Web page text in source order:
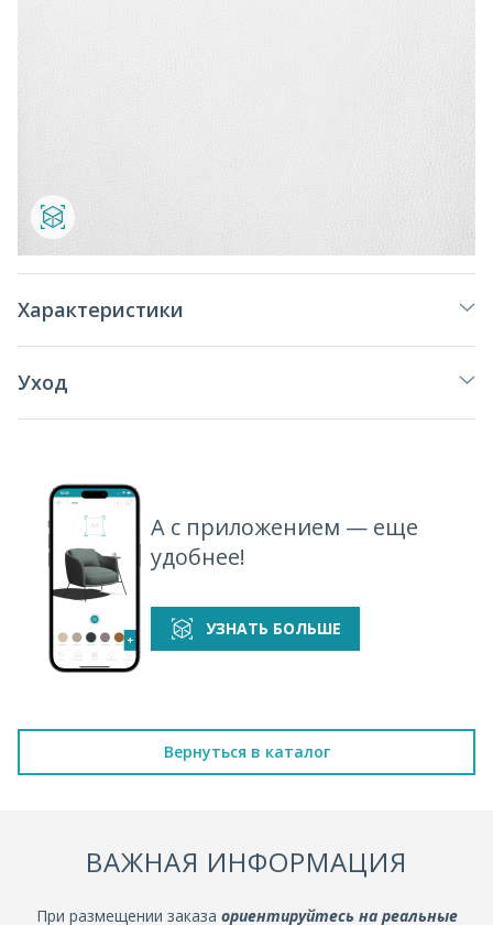
Характеристики
Уход
А с приложением — еще
удобнее!
УЗНАТЬ БОЛЬШЕ
Вернуться в каталог
ВАЖНАЯ ИНФОРМАЦИЯ
При размещении заказа ориентируйтесь на реальные